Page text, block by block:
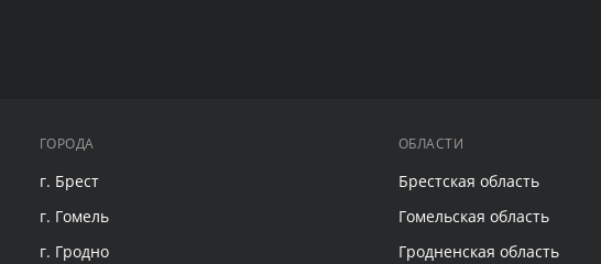
ГОРОДА
г. Брест
г. Гомель
г. Гродно
ОБЛАСТИ
Брестская область
Гомельская область
Гродненская область